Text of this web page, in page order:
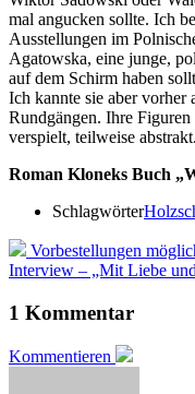
mal angucken sollte. Ich
Ausstellungen im
Agatowska, eine junge,
auf dem Schirm haben
Ich kannte sie aber vorher
Rundgängen. Ihre
verspielt, teilweise
Roman Kloneks Buch
Schlagwörter
Vorbestellungen
Interview – „Mit Liebe
1 Kommentar
Kommentieren